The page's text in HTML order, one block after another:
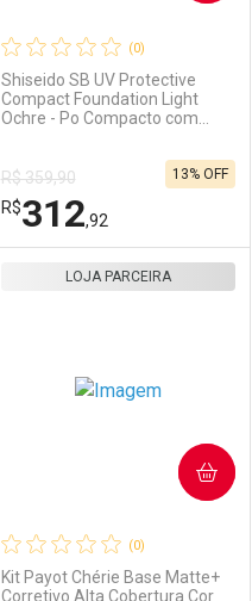
Ativar Desconto
Comprar sem Desconto
Por R$ 104,90/cada
Comprar sem Desconto
Por R$ 104,90/cada
(0)
Shiseido SB UV Protective
Compact Foundation Light
Ochre - Po Compacto com
R$ 359,90
R$312,92
13% OFF
(0)
Kit Payot Chérie Base Matte+
Corretivo Alta Cobertura Cor
LOJA PARCEIRA
COMPRAR